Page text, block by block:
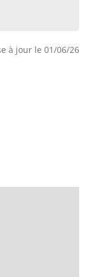
à jour le 01/06/26